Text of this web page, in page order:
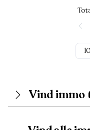
Vind immo